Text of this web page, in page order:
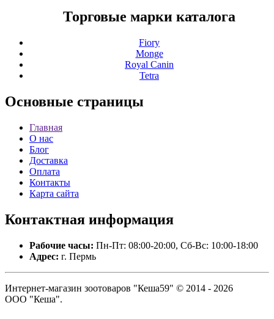
Торговые марки каталога
Fiory
Monge
Royal Canin
Tetra
Основные страницы
Главная
О нас
Блог
Доставка
Оплата
Контакты
Карта сайта
Контактная информация
Рабочие часы: Пн-Пт: 08:00-20:00, Сб-Вс: 10:00-18:00
Адрес: г. Пермь
Интернет-магазин зоотоваров "Кеша59" © 2014 - 2026
ООО "Кеша".